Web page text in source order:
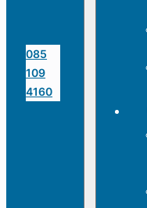
085
109
4160